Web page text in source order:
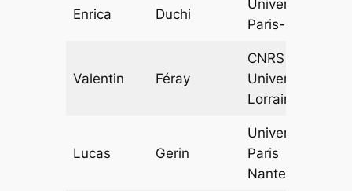
Enrica Duchi
Université
Paris-Cité
Valentin Féray
CNRS &
Université de
Lorraine
Lucas Gerin
Université
Paris
Nanterre